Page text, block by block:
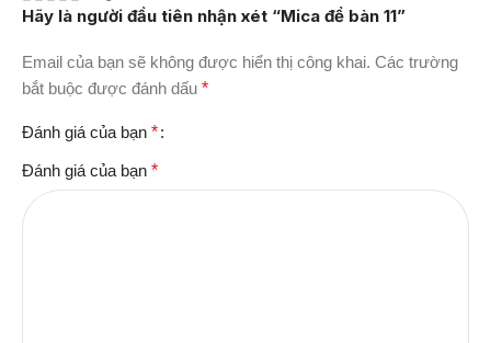
Hãy là người đầu tiên nhận xét “Mica để bàn 11”
Email của bạn sẽ không được hiển thị công khai. Các trường
bắt buộc được đánh dấu *
Đánh giá của bạn *
Đánh giá của bạn *